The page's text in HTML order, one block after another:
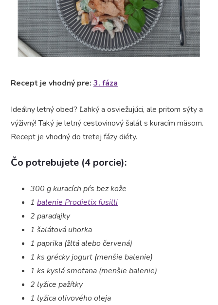
Recept je vhodný pre: 3. fáza
Ideálny letný obed? Ľahký a osviežujúci, ale pritom sýty a
výživný! Taký je letný cestovinový šalát s kuracím mäsom.
Recept je vhodný do tretej fázy diéty.
Čo potrebujete (4 porcie):
300 g kuracích pŕs bez kože
1 balenie Prodietix fusilli
2 paradajky
1 šalátová uhorka
1 paprika (žltá alebo červená)
1 ks grécky jogurt (menšie balenie)
1 ks kyslá smotana (menšie balenie)
2 lyžice pažítky
1 lyžica olivového oleja